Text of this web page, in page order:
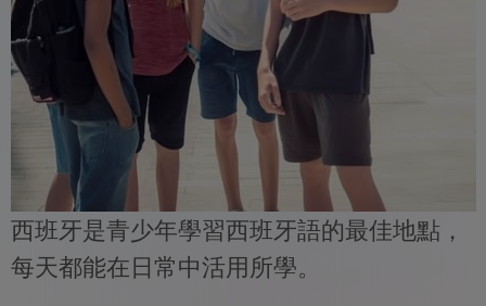
西班牙是青少年學習西班牙語的最佳地點，
每天都能在日常中活用所學。